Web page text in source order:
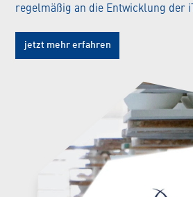
regelmäßig an die Entwicklung der
jetzt mehr erfahren